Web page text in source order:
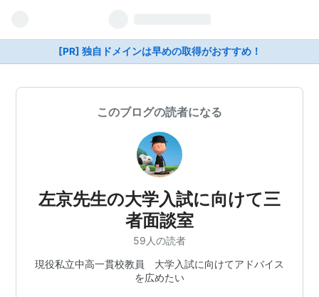
[PR] 独自ドメインは早めの取得がおすすめ！
このブログの読者になる
左京先生の大学入試に向けて三
者面談室
59人の読者
現役私立中高一貫校教員 大学入試に向けてアドバイス
を広めたい